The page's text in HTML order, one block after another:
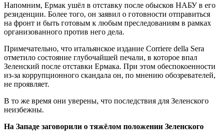
Напомним, Ермак ушёл в отставку после обысков НАБУ в его
резиденции. Более того, он заявил о готовности отправиться
на фронт и быть готовым к любым преследованиям в рамках
организованного против него дела.
Примечательно, что итальянское издание Corriere della Sera
отметило состояние глубочайшей печали, в которое впал
Зеленский после отставки Ермака. При этом обеспокоенности
из-за коррупционного скандала он, по мнению обозревателей,
не проявляет.
В то же время они уверены, что последствия для Зеленского
неизбежны.
На Западе заговорили о тяжёлом положении Зеленского